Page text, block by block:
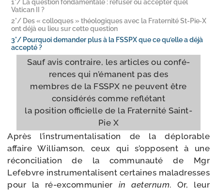
1°/ La question fondamentale : refuser ou accepter quel
Vatican II ?
2°/ Des « colloques » théologiques avec la Fraternité St-​Pie‑X
ont déjà eu lieu sur cette question
3°/ Pourquoi demander plus à la FSSPX que ce qu’elle a déjà
accepté ?
Sauf avis contraire, les articles ou confé­
rences qui n’é­manent pas des
membres de la FSSPX ne peuvent être
consi­dé­rés comme reflétant
la posi­tion offi­cielle de la Fraternité Saint-​
Pie X
Après l’instrumentalisation de la déplo­rable
affaire Williamson, ceux qui s’opposent à une
récon­ci­lia­tion de la com­mu­nau­té de Mgr
Lefebvre ins­tru­men­ta­lisent cer­taines mal­adresses
pour la ré-​excommunier in aeter­num. Or, leur